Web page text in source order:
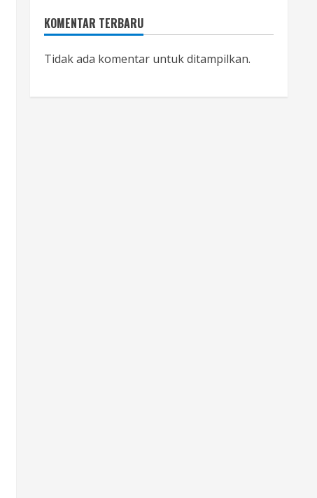
KOMENTAR TERBARU
Tidak ada komentar untuk ditampilkan.